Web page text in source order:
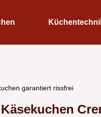
garantiert rissfrei